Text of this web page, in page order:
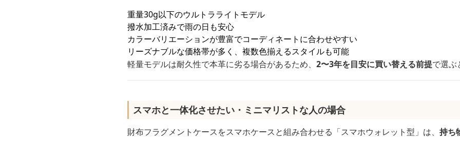
重量30g以下のウルトラライトモデル
撥水加工済みで雨の日も安心
カラーバリエーションが豊富でコーディネートに合わせやすい
リーズナブルな価格帯が多く、複数色揃えるスタイルも可能
軽量モデルは耐久性で本革に劣る場合があるため、 2〜3年を目安に買い替える前提で選ぶ
スマホと一体化させたい・ミニマリストな人の場合
財布フラグメントケースをスマホケースと組み合わせる「スマホウォレット型」は、 持ち